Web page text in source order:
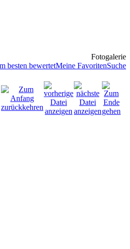
Fotogalerie
besten bewertetMeine FavoritenSuche